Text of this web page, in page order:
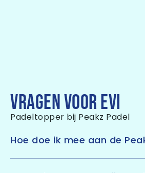
VRAGEN VOOR EVI
Padeltopper bij Peakz Padel
Hoe doe ik mee aan de
Heel simpel. Word gratisClub
en je doet automatisch mee.